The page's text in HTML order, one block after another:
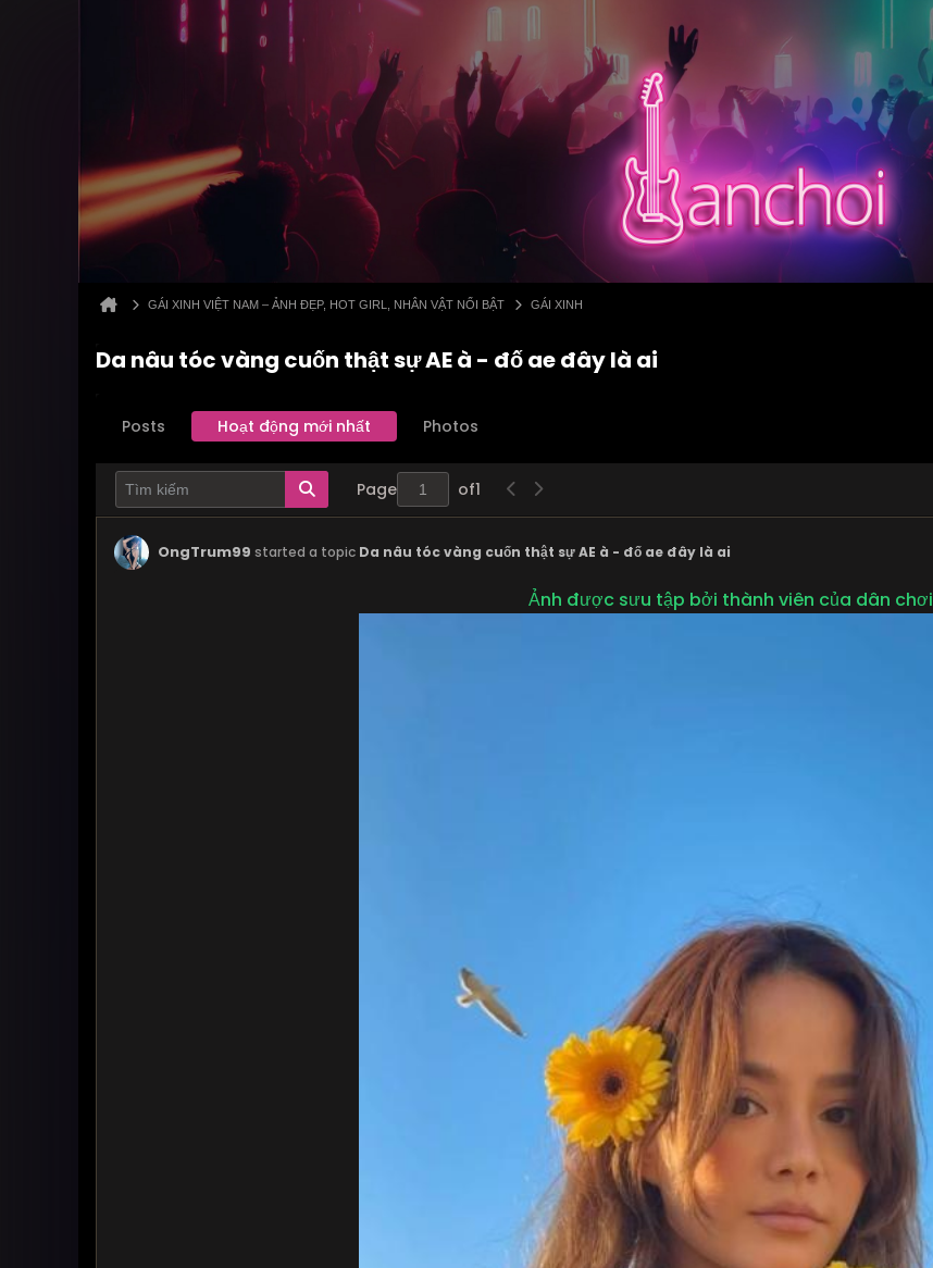
GÁI XINH VIỆT NAM – ẢNH ĐẸP, HOT GIRL, NHÂN VẬT NỔI BẬT GÁI XINH
Da nâu tóc vàng cuốn thật sự AE à - đố ae đây là ai
Posts Hoạt động mới nhất Photos
Page of1
OngTrum99 started a topic Da nâu tóc vàng cuốn thật sự AE à - đố ae đây là ai
Ảnh được sưu tập bởi thành viên của dân chơi